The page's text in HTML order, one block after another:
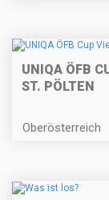
UNIQA ÖFB
ST. PÖLTEN
Oberösterreich